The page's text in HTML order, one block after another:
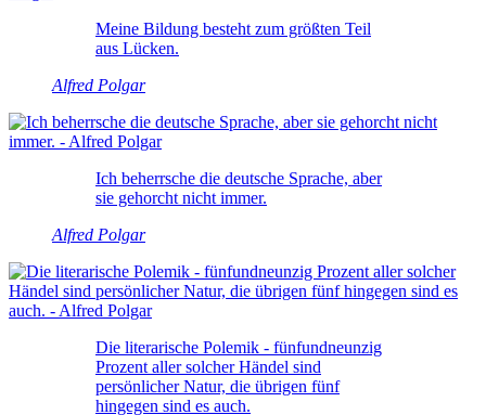
Meine Bildung besteht zum größten Teil
aus Lücken.
Alfred Polgar
Ich beherrsche die deutsche Sprache, aber
sie gehorcht nicht immer.
Alfred Polgar
Die literarische Polemik - fünfundneunzig
Prozent aller solcher Händel sind
persönlicher Natur, die übrigen fünf
hingegen sind es auch.